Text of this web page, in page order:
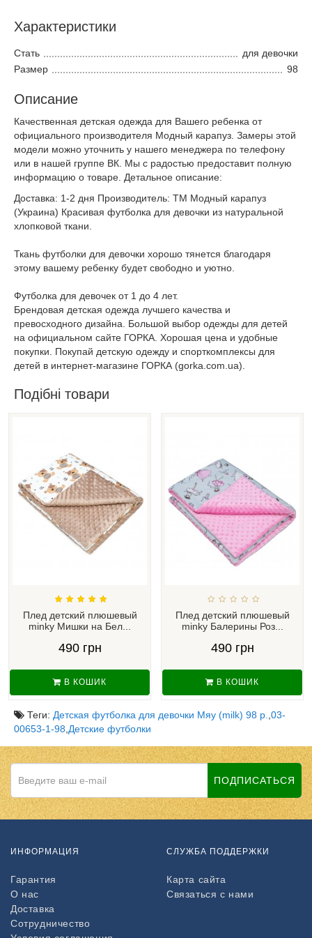
Характеристики
Стать
для девочки
Размер
98
Описание
Качественная детская одежда для Вашего ребенка от
официального производителя Модный карапуз. Замеры этой
модели можно уточнить у нашего менеджера по телефону
или в нашей группе ВК. Мы с радостью предоставит полную
информацию о товаре. Детальное описание:
Доставка: 1-2 дня Производитель: ТМ Модный карапуз
(Украина) Красивая футболка для девочки из натуральной
хлопковой ткани.
Ткань футболки для девочки хорошо тянется благодаря
этому вашему ребенку будет свободно и уютно.
Футболка для девочек от 1 до 4 лет.
Брендовая детская одежда лучшего качества и
превосходного дизайна. Большой выбор одежды для детей
на официальном сайте ГОРКА. Хорошая цена и удобные
покупки. Покупай детскую одежду и спорткомплексы для
детей в интернет-магазине ГОРКА (gorka.com.ua).
Подібні товари
Плед детский плюшевый
minky Мишки на Бел...
490 грн
В КОШИК
Плед детский плюшевый
minky Балерины Роз...
490 грн
В КОШИК
Теги: Детская футболка для девочки Мяу (milk) 98 р. 03-
00653-1-98 Детские футболки
ПОДПИСАТЬСЯ
ИНФОРМАЦИЯ
Гарантия
О нас
Доставка
Сотрудничество
СЛУЖБА ПОДДЕРЖКИ
Карта сайта
Связаться с нами